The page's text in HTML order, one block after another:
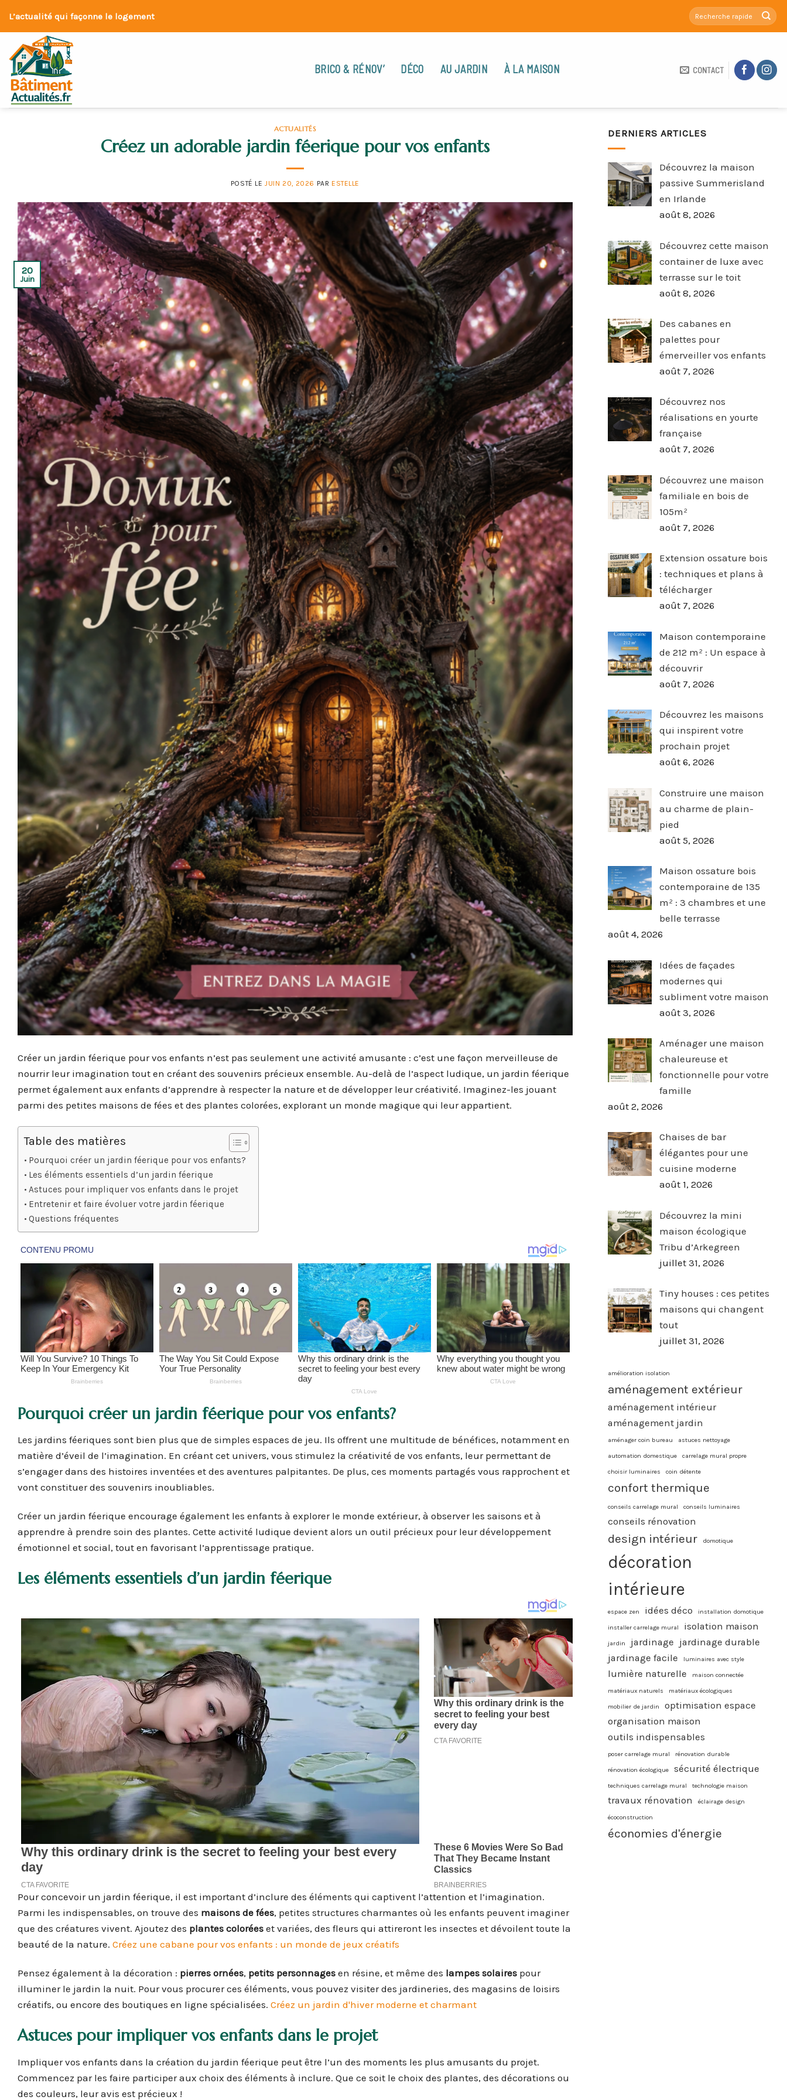
content
L’actualité qui façonne le logement
BRICO & RÉNOV’ DÉCO AU JARDIN À LA MAISON CONTACT
ACTUALITÉS
Créez un adorable jardin féerique pour vos enfants
POSTÉ LEJUIN 20, 2026 PAR ESTELLE
20
Juin
Créer un jardin féerique pour vos enfants n’est pas seulement une activité amusante : c’est une façon merveilleuse de
nourrir leur imagination tout en créant des souvenirs précieux ensemble. Au-delà de l’aspect ludique, un jardin féerique
permet également aux enfants d’apprendre à respecter la nature et de développer leur créativité. Imaginez-les jouant
parmi des petites maisons de fées et des plantes colorées, explorant un monde magique qui leur appartient.
Table des matières
Pourquoi créer un jardin féerique pour vos enfants?
Les éléments essentiels d’un jardin féerique
Astuces pour impliquer vos enfants dans le projet
Entretenir et faire évoluer votre jardin féerique
Questions fréquentes
Pourquoi créer un jardin féerique pour vos enfants?
Les jardins féeriques sont bien plus que de simples espaces de jeu. Ils offrent une multitude de bénéfices, notamment en
matière d’éveil de l’imagination. En créant cet univers, vous stimulez la créativité de vos enfants, leur permettant de
s’engager dans des histoires inventées et des aventures palpitantes. De plus, ces moments partagés vous rapprochent et
vont constituer des souvenirs inoubliables.
Créer un jardin féerique encourage également les enfants à explorer le monde extérieur, à observer les saisons et à
apprendre à prendre soin des plantes. Cette activité ludique devient alors un outil précieux pour leur développement
émotionnel et social, tout en favorisant l’apprentissage pratique.
Les éléments essentiels d’un jardin féerique
Pour concevoir un jardin féerique, il est important d’inclure des éléments qui captivent l’attention et l’imagination.
Parmi les indispensables, on trouve des maisons de fées, petites structures charmantes où les enfants peuvent imaginer
que des créatures vivent. Ajoutez des plantes colorées et variées, des fleurs qui attireront les insectes et dévoilent toute la
beauté de la nature. Créez une cabane pour vos enfants : un monde de jeux créatifs
Pensez également à la décoration : pierres ornées, petits personnages en résine, et même des lampes solaires pour
illuminer le jardin la nuit. Pour vous procurer ces éléments, vous pouvez visiter des jardineries, des magasins de loisirs
créatifs, ou encore des boutiques en ligne spécialisées. Créez un jardin d'hiver moderne et charmant
Astuces pour impliquer vos enfants dans le projet
Impliquer vos enfants dans la création du jardin féerique peut être l’un des moments les plus amusants du projet.
Commencez par les faire participer aux choix des éléments à inclure. Que ce soit le choix des plantes, des décorations ou
des couleurs, leur avis est précieux !
DERNIERS ARTICLES
Découvrez la maison
passive Summerisland
en Irlande
août 8, 2026
Découvrez cette maison
container de luxe avec
terrasse sur le toit
août 8, 2026
Des cabanes en
palettes pour
émerveiller vos enfants
août 7, 2026
Découvrez nos
réalisations en yourte
française
août 7, 2026
Découvrez une maison
familiale en bois de
105m²
août 7, 2026
Extension ossature bois
: techniques et plans à
télécharger
août 7, 2026
Maison contemporaine
de 212 m² : Un espace à
découvrir
août 7, 2026
Découvrez les maisons
qui inspirent votre
prochain projet
août 6, 2026
Construire une maison
au charme de plain-
pied
août 5, 2026
Maison ossature bois
contemporaine de 135
m² : 3 chambres et une
belle terrasse
août 4, 2026
Idées de façades
modernes qui
subliment votre maison
août 3, 2026
Aménager une maison
chaleureuse et
fonctionnelle pour votre
famille
août 2, 2026
Chaises de bar
élégantes pour une
cuisine moderne
août 1, 2026
Découvrez la mini
maison écologique
Tribu d’Arkegreen
juillet 31, 2026
Tiny houses : ces petites
maisons qui changent
tout
juillet 31, 2026
amélioration isolation
aménagement extérieur
aménagement intérieur
aménagement jardin
aménager coin bureau astuces nettoyage
automation domestique carrelage mural propre
choisir luminaires coin détente
confort thermique
conseils carrelage mural conseils luminaires
conseils rénovation
design intérieur domotique
décoration
intérieure
espace zen idées déco installation domotique
installer carrelage mural isolation maison
jardin jardinage jardinage durable
jardinage facile
luminaires avec style
lumière naturelle maison connectée
matériaux naturels matériaux écologiques
mobilier de jardin
optimisation espace
organisation maison
outils indispensables
poser carrelage mural rénovation durable
rénovation écologique sécurité électrique
techniques carrelage mural technologie maison
travaux rénovation éclairage design
écoconstruction
économies d'énergie